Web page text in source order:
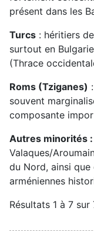
présent dans les
Turcs : héritiers
surtout en
(Thrace
Roms (Tziganes)
souvent
composante
Autres minorités :
Valaques/
du Nord, ainsi
arméniennes
Résultats 1 à 7 sur